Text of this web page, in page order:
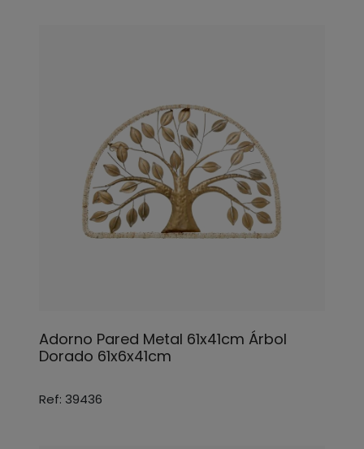
Adorno Pared Metal 61x41cm Árbol
Dorado 61x6x41cm
Ref: 39436